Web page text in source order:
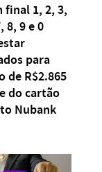
final 1, 2, 3,
8, 9 e 0
para
de R$2.865
do cartão
Nubank